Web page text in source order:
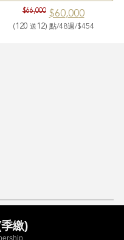
$66,000 $60,000
( 120 送 12) 點/48週/$454
繳)